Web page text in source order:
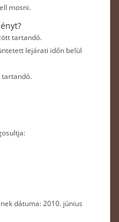
mosni.
tartandó.
lejárati időn belül
tartandó.
dátuma: 2010. június